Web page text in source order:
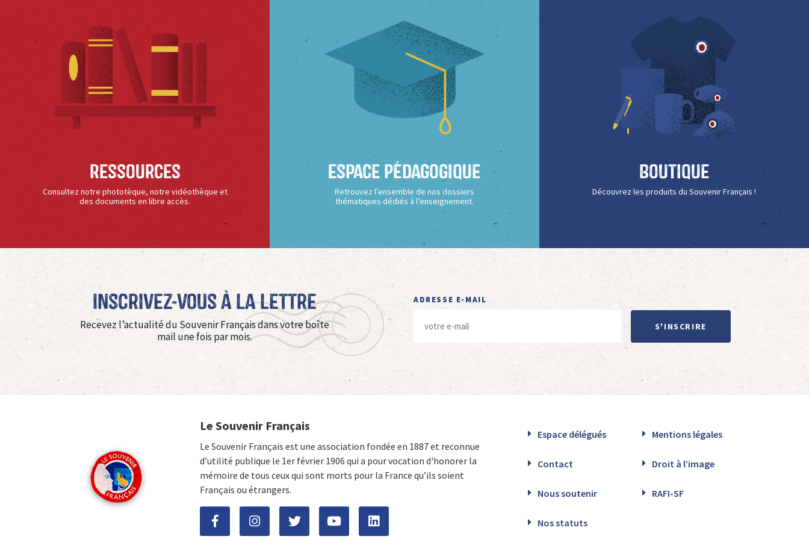
Ressources
Consultez notre phototèque, notre vidéothèque et
des documents en libre accès.
Espace Pédagogique
Retrouvez l’ensemble de nos dossiers
thématiques dédiés à l’enseignement.
Boutique
Découvrez les produits du Souvenir Français !
Inscrivez-vous à La Lettre
Recevez l’actualité du Souvenir Français dans votre boîte
mail une fois par mois.
ADRESSE E-MAIL
S'INSCRIRE
Le Souvenir Français
Le Souvenir Français est une association fondée en 1887 et reconnue
d’utilité publique le 1er février 1906 qui a pour vocation d'honorer la
mémoire de tous ceux qui sont morts pour la France qu’ils soient
Français ou étrangers.
Espace délégués Mentions légales
Contact Droit à l’image
Nous soutenir RAFI-SF
Nos statuts